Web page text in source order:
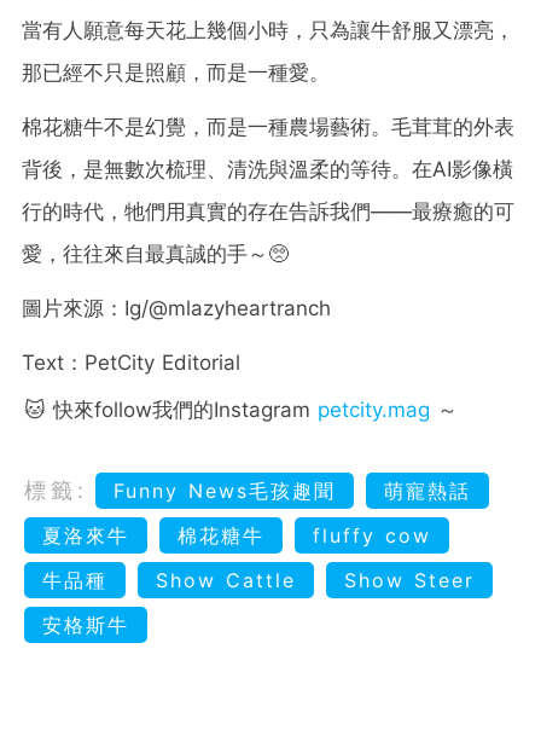
當有人願意每天花上幾個小時，只為讓牛舒服又漂亮，
那已經不只是照顧，而是一種愛。
棉花糖牛不是幻覺，而是一種農場藝術。毛茸茸的外表
背後，是無數次梳理、清洗與溫柔的等待。在AI影像橫
行的時代，牠們用真實的存在告訴我們——最療癒的可
愛，往往來自最真誠的手～🥺
圖片來源：Ig/@mlazyheartranch
Text：PetCity Editorial
🐱 快來follow我們的Instagram petcity.mag ～
標籤: Funny News毛孩趣聞
萌寵熱話
夏洛來牛
棉花糖牛
fluffy cow
牛品種
Show Cattle
Show Steer
安格斯牛